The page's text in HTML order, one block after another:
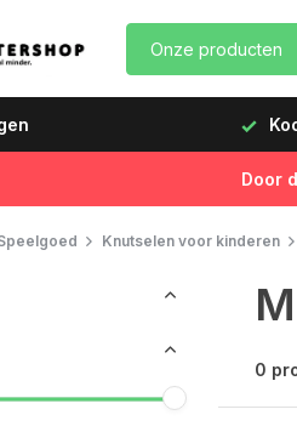
Onze producten
volgende dag geleverd!
Door
Knutselen voor kinderen
0